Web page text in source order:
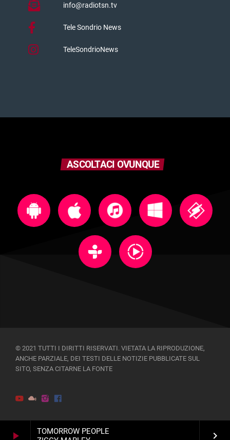
play_arrow
TOMORROW PEOPLE
keyboard_arrow_right
info@radiotsn.tv
Tele Sondrio News
TeleSondrioNews
ASCOLTACI OVUNQUE
© 2021 TUTTI I DIRITTI RISERVATI. VIETATA LA RIPRODUZIONE,
ANCHE PARZIALE, DEI TESTI DELLE NOTIZIE PUBBLICATE SUL
SITO, SENZA CITARNE LA FONTE